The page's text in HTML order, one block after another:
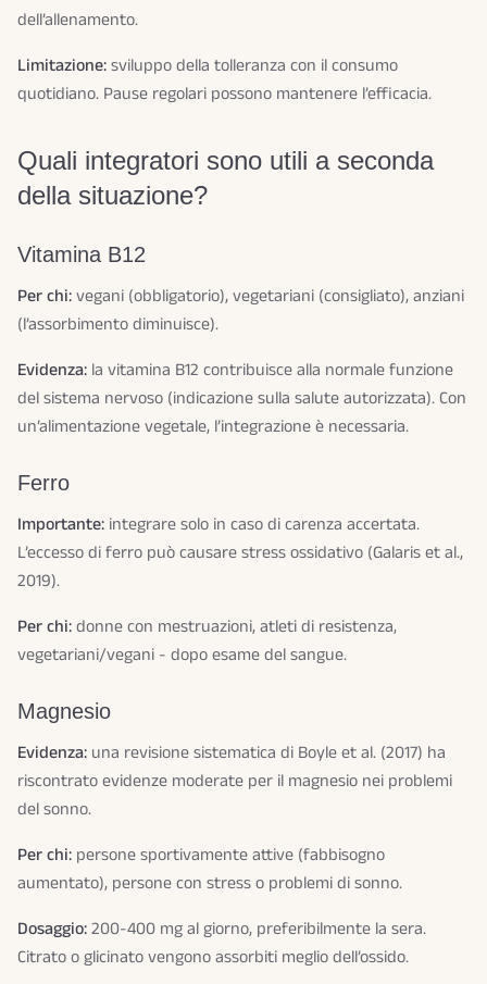
dell’allenamento.
Limitazione:sviluppo della tolleranza con il consumo
quotidiano. Pause regolari possono mantenere l’efficacia.
Quali integratori sono utili a seconda
della situazione?
Vitamina B12
Per chi:vegani (obbligatorio), vegetariani (consigliato), anziani
(l’assorbimento diminuisce).
Evidenza: la vitamina B12 contribuisce alla normale funzione
del sistema nervoso (indicazione sulla salute autorizzata). Con
un’alimentazione vegetale, l’integrazione è necessaria.
Ferro
Importante: integrare solo in caso di carenza accertata.
L’eccesso di ferro può causare stress ossidativo (Galaris et al.,
2019).
Per chi:donne con mestruazioni, atleti di resistenza,
vegetariani/vegani - dopo esame del sangue.
Magnesio
Evidenza: una revisione sistematica di Boyle et al. (2017) ha
riscontrato evidenze moderate per il magnesio nei problemi
del sonno.
Per chi: persone sportivamente attive (fabbisogno
aumentato), persone con stress o problemi di sonno.
Dosaggio:200-400 mg al giorno, preferibilmente la sera.
Citrato o glicinato vengono assorbiti meglio dell’ossido.